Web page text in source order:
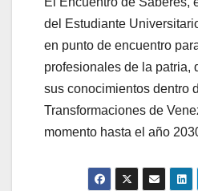
del Estudiante
en punto de encuentro
profesionales de la patria,
sus conocimientos dentro
Transformaciones de
momento hasta el año